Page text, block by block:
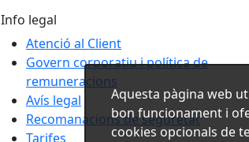
Info legal
Atenció al Client
Govern corporatiu i política de
remuneracions
Avís legal
Recomanacions de seguretat
Tarifes
Aquesta pàgina web
bon funcionament i
cookies opcionals de